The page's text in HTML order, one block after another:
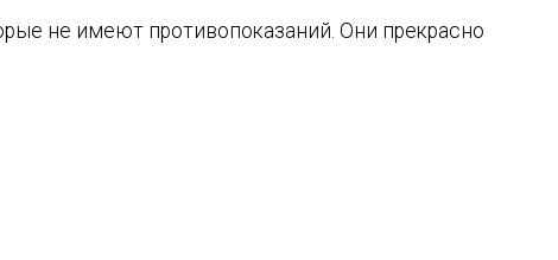
не имеют противопоказаний. Они прекрасно